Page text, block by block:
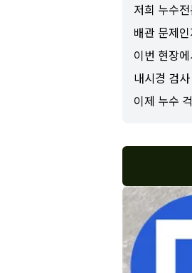
저희 누수
배관 문제
이번 현장
내시경 검
이제 누수